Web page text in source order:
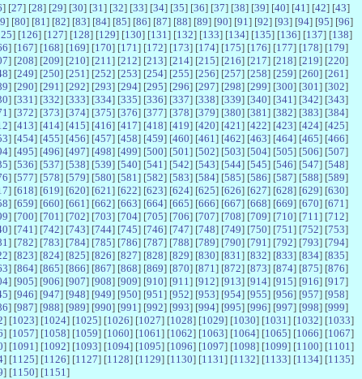
] [27] [28] [29] [30] [31 ] [32] [33] [34] [35] [36] [37] [38] [39] [40] [41 ] [42] [43]
] [80] [81 ] [82] [83] [84] [85] [86] [87] [88] [89] [90] [91 ] [92] [93] [94] [95] [96]
] [126] [127] [128] [129] [130] [131 ] [132] [133] [134] [135] [136] [137] [138]
] [167] [168] [169] [170] [171 ] [172] [173] [174] [175] [176] [177] [178] [179]
] [208] [209] [210] [211 ] [212] [213] [214] [215] [216] [217] [218] [219] [220]
] [249] [250] [251 ] [252] [253] [254] [255] [256] [257] [258] [259] [260] [261 ]
] [290] [291 ] [292] [293] [294] [295] [296] [297] [298] [299] [300] [301 ] [302]
] [331 ] [332] [333] [334] [335] [336] [337] [338] [339] [340] [341 ] [342] [343]
] [372] [373] [374] [375] [376] [377] [378] [379] [380] [381 ] [382] [383] [384]
] [413] [414] [415] [416] [417] [418] [419] [420] [421 ] [422] [423] [424] [425]
] [454] [455] [456] [457] [458] [459] [460] [461 ] [462] [463] [464] [465] [466]
] [495] [496] [497] [498] [499] [500] [501 ] [502] [503] [504] [505] [506] [507]
] [536] [537] [538] [539] [540] [541 ] [542] [543] [544] [545] [546] [547] [548]
] [577] [578] [579] [580] [581 ] [582] [583] [584] [585] [586] [587] [588] [589]
] [618] [619] [620] [621 ] [622] [623] [624] [625] [626] [627] [628] [629] [630]
] [659] [660] [661 ] [662] [663] [664] [665] [666] [667] [668] [669] [670] [671 ]
] [700] [701 ] [702] [703] [704] [705] [706] [707] [708] [709] [710] [711 ] [712]
] [741 ] [742] [743] [744] [745] [746] [747] [748] [749] [750] [751 ] [752] [753]
] [782] [783] [784] [785] [786] [787] [788] [789] [790] [791 ] [792] [793] [794]
] [823] [824] [825] [826] [827] [828] [829] [830] [831 ] [832] [833] [834] [835]
] [864] [865] [866] [867] [868] [869] [870] [871 ] [872] [873] [874] [875] [876]
] [905] [906] [907] [908] [909] [910] [911 ] [912] [913] [914] [915] [916] [917]
] [946] [947] [948] [949] [950] [951 ] [952] [953] [954] [955] [956] [957] [958]
] [987] [988] [989] [990] [991 ] [992] [993] [994] [995] [996] [997] [998] [999]
] [1023] [1024] [1025] [1026] [1027] [1028] [1029] [1030] [1031 ] [1032] [1033]
] [1057] [1058] [1059] [1060] [1061 ] [1062] [1063] [1064] [1065] [1066] [1067]
] [1091 ] [1092] [1093] [1094] [1095] [1096] [1097] [1098] [1099] [1100] [1101 ]
] [1125] [1126] [1127] [1128] [1129] [1130] [1131 ] [1132] [1133] [1134] [1135]
] [1150] [1151 ]